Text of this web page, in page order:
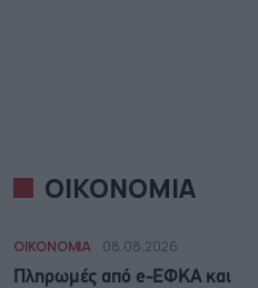
ΟΙΚΟΝΟΜΙΑ
ΟΙΚΟΝΟΜΙΑ 08.08.2026
Πληρωμές από e-ΕΦΚΑ και